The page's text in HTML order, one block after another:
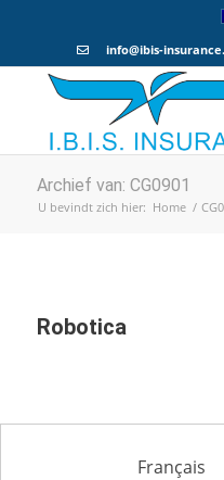
info@ibis-
Archief van: CG0901
U bevindt zich hier: Home /
Robotica
Français